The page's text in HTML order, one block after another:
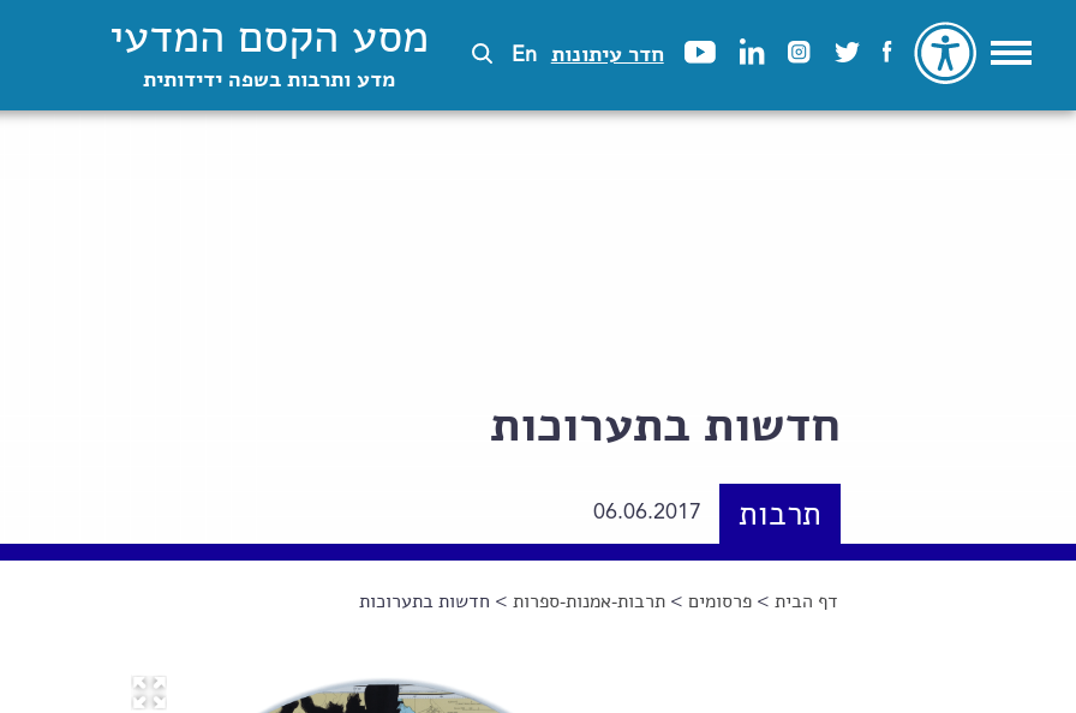
חדר עיתונות En מסע הקסם המדעי
מדע ותרבות בשפה ידידותית
חדשות בתערוכות
תרבות 06.06.2017
הינך נמצא כאן
דף הבית >פרסומים >תרבות-אמנות-ספרות > חדשות בתערוכות